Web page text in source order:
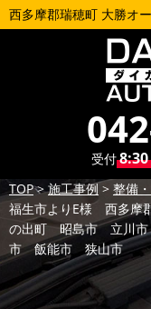
西多摩郡瑞穂町 大勝オ
受付8:30
TOP>施工事例> 整備
福生市よりE様 西多
の出町 昭島市 立川
市 飯能市 狭山市